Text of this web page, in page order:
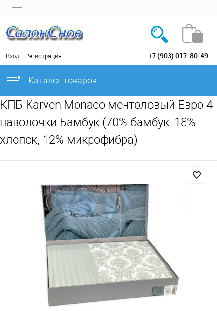
Вход Регистрация +7 (903) 017-80-49
Каталог товаров
КПБ Karven Monaco ментоловый Евро 4
наволочки Бамбук (70% бамбук, 18%
хлопок, 12% микрофибра)